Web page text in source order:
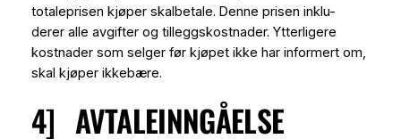
totaleprisen kjøper skalbetale. Denne prisen inklu-
derer alle avgifter og tilleggskostnader. Ytterligere
kostnader som selger før kjøpet ikke har informert om,
skal kjøper ikkebære.
4] AVTALEINNGÅELSE